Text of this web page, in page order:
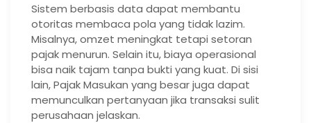
Sistem berbasis data dapat membantu
otoritas membaca pola yang tidak lazim.
Misalnya, omzet meningkat tetapi setoran
pajak menurun. Selain itu, biaya operasional
bisa naik tajam tanpa bukti yang kuat. Di sisi
lain, Pajak Masukan yang besar juga dapat
memunculkan pertanyaan jika transaksi sulit
perusahaan jelaskan.